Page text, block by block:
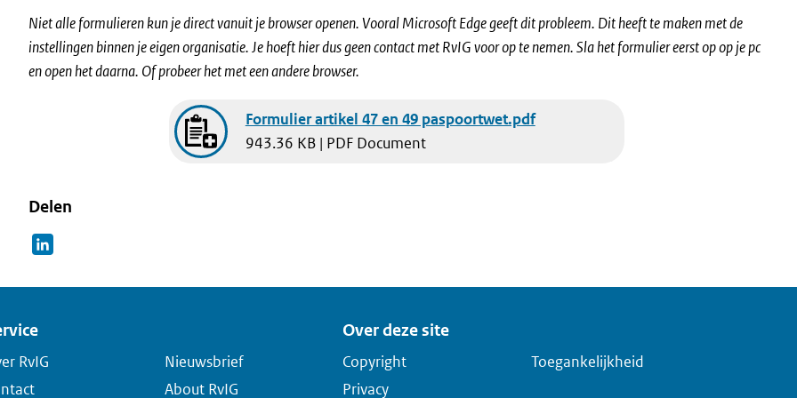
Niet alle formulieren kun je direct vanuit je browser openen. Vooral Microsoft Edge geeft dit probleem. Dit heeft te maken met de
instellingen binnen je eigen organisatie. Je hoeft hier dus geen contact met RvIG voor op te nemen. Sla het formulier eerst op op je pc
en open het daarna. Of probeer het met een andere browser.
Formulier artikel 47 en 49 paspoortwet.pdf
943.36 KB | PDF Document
Delen
RvIG
Nieuwsbrief
About RvIG
Over deze site
Copyright
Privacy
Toegankelijkheid